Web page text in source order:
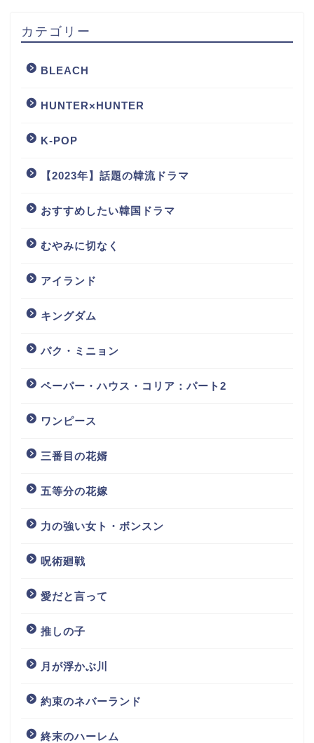
カテゴリー
BLEACH
HUNTER×HUNTER
K-POP
【2023年】話題の韓流ドラマ
おすすめしたい韓国ドラマ
むやみに切なく
アイランド
キングダム
パク・ミニョン
ペーパー・ハウス・コリア：パート2
ワンピース
三番目の花婿
五等分の花嫁
力の強い女ト・ボンスン
呪術廻戦
愛だと言って
推しの子
月が浮かぶ川
約束のネバーランド
終末のハーレム